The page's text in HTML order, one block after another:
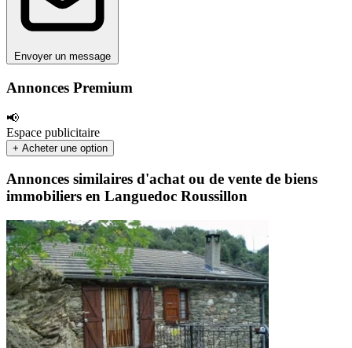
Annonces Premium
📢
Espace publicitaire
+ Acheter une option
Envoyer un message
Annonces similaires d'achat ou de vente de biens
immobiliers en Languedoc Roussillon